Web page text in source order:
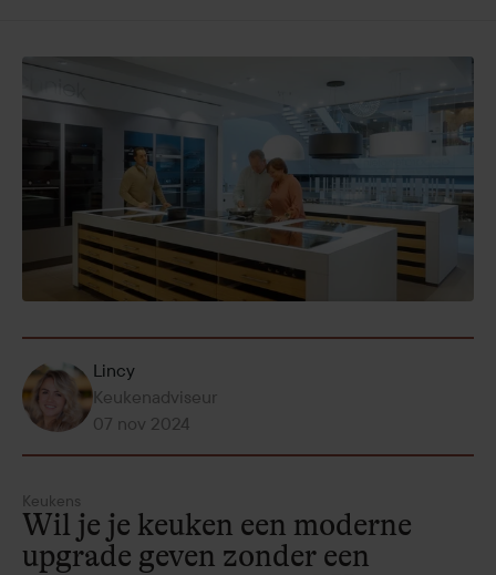
Lincy
Keukenadviseur
07 nov 2024
Keukens
Wil je je keuken een moderne
upgrade geven zonder een